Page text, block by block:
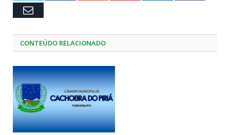
Email
CONTEÚDO RELACIONADO